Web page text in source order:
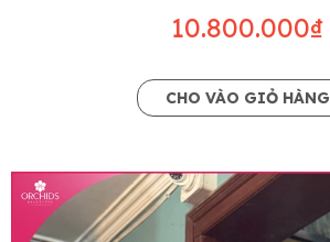
10.800.000₫
CHO VÀO GIỎ HÀNG